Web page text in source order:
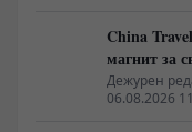
China
магнит за
Дежурен
06.08.2026